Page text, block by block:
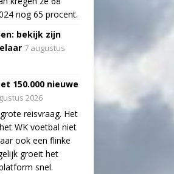
nog 65 procent.
bekijk zijn
7 augustus
150.000 nieuwe
2026
reisvraag. Het
WK voetbal niet
ook een flinke
groeit het
snel.